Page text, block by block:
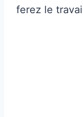
ferez le